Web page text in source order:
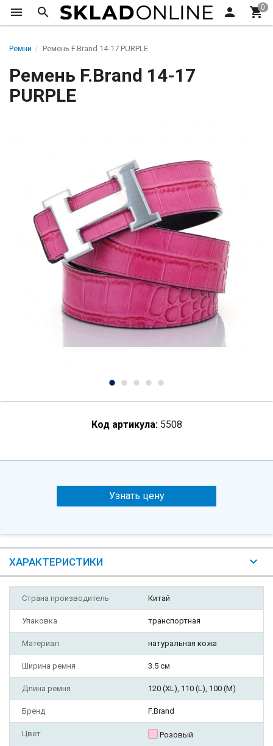
Ремни Ремень F.Brand 14-17 PURPLE
Ремень F.Brand 14-17
PURPLE
Код артикула: 5508
Узнать цену
ХАРАКТЕРИСТИКИ
Страна производитель Китай
Упаковка транспортная
Материал натуральная кожа
Ширина ремня 3.5 см
Длина ремня 120 (XL), 110 (L), 100 (M)
Бренд F.Brand
Цвет Розовый